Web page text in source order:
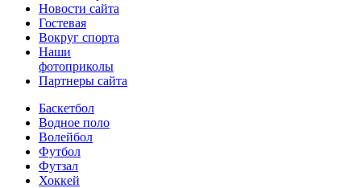
Новости сайта
Гостевая
Вокруг спорта
Наши
фотоприколы
Партнеры сайта
Баскетбол
Водное поло
Волейбол
Футбол
Футзал
Хоккей